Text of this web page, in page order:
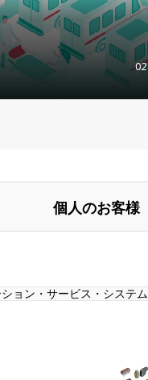
02
個人のお客様
ョン・サービス・システム